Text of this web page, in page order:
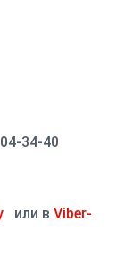
34-40
или в Viber-